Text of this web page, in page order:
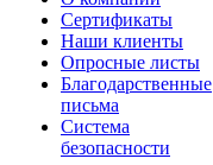
Сертификаты
Наши клиенты
Опросные листы
Благодарственные
письма
Система
безопасности